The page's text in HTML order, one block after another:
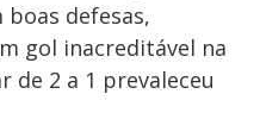
defesas,
gol inacreditável na
de 2 a 1 prevaleceu